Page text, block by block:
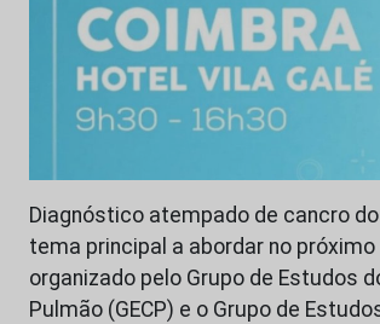
Diagnóstico atempado de cancro
tema principal a abordar no
organizado pelo Grupo de Estudos
Pulmão (GECP) e o Grupo de